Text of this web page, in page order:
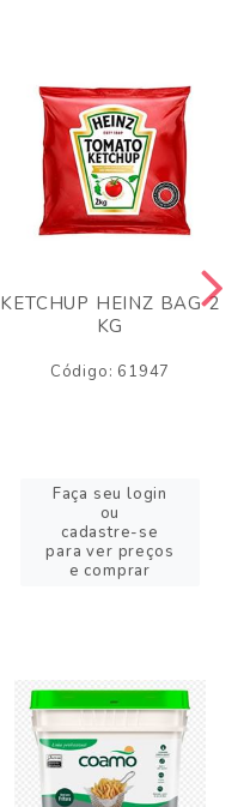
KETCHUP HEINZ BAG 2
KG
Código: 61947
Faça seu login
ou
cadastre-se
para ver preços
e comprar